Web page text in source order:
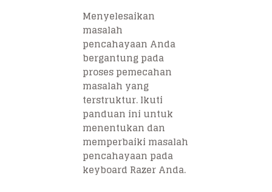
Menyelesaikan
masalah
pencahayaan Anda
bergantung pada
proses pemecahan
masalah yang
terstruktur. Ikuti
panduan ini untuk
menentukan dan
memperbaiki masalah
pencahayaan pada
keyboard Razer Anda.